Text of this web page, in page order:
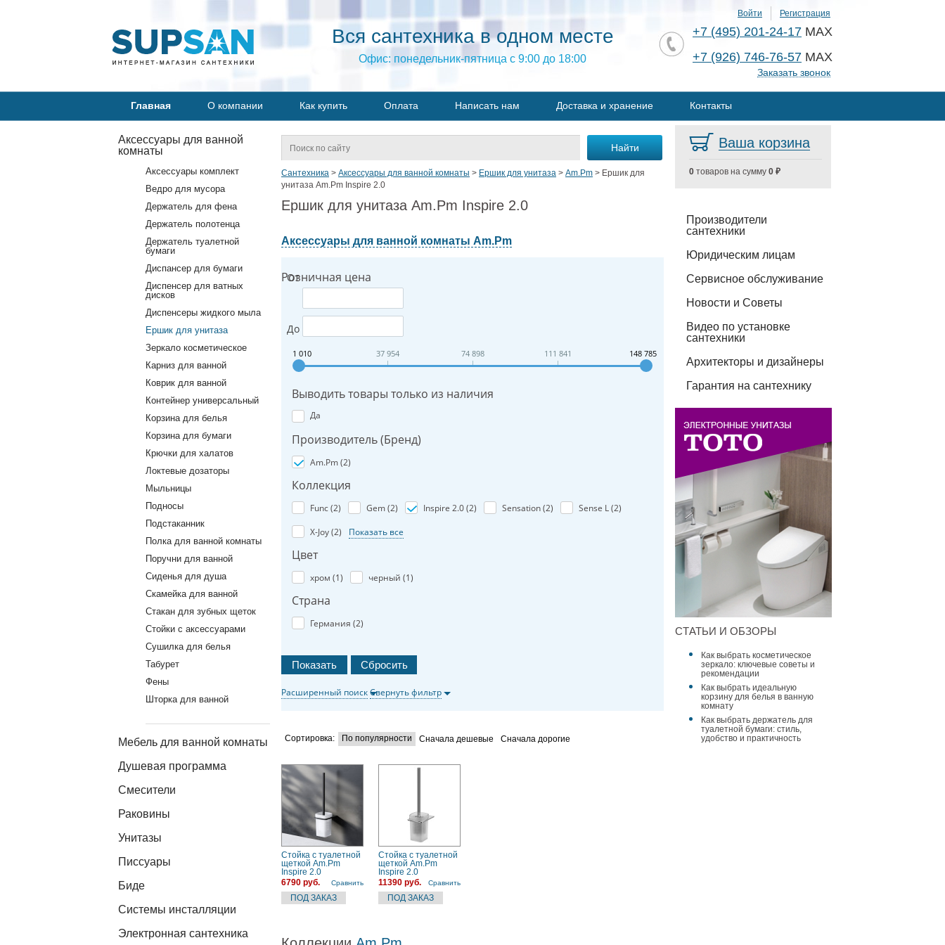
Вся сантехника в одном месте
Офис: понедельник-пятница с 9:00 до 18:00
Войти Регистрация
+7 (495) 201-24-17 MAX
+7 (926) 746-76-57 MAX
Заказать звонок
Главная О компании Как купить Оплата Написать нам Доставка и хранение Контакты
Аксессуары для ванной
комнаты
Аксессуары комплект
Ведро для мусора
Держатель для фена
Держатель полотенца
Держатель туалетной
бумаги
Диспансер для бумаги
Диспенсер для ватных
дисков
Диспенсеры жидкого мыла
Ершик для унитаза
Зеркало косметическое
Карниз для ванной
Коврик для ванной
Контейнер универсальный
Корзина для белья
Корзина для бумаги
Крючки для халатов
Локтевые дозаторы
Мыльницы
Подносы
Подстаканник
Полка для ванной комнаты
Поручни для ванной
Сиденья для душа
Скамейка для ванной
Стакан для зубных щеток
Стойки с аксессуарами
Сушилка для белья
Табурет
Фены
Шторка для ванной
Мебель для ванной комнаты
Душевая программа
Смесители
Раковины
Унитазы
Писсуары
Биде
Системы инсталляции
Электронная сантехника
Сантехника > Аксессуары для ванной комнаты > Ершик для унитаза > Am.Pm > Ершик для
унитаза Am.Pm Inspire 2.0
Ершик для унитаза Am.Pm Inspire 2.0
Аксессуары для ванной комнаты Am.Pm
Розничная цена
От
До
1 010 37 954 74 898 111 841 148 785
Выводить товары только из наличия
Да
Производитель (Бренд)
Am.Pm (2)
Коллекция
Func (2) Gem (2) Inspire 2.0 (2) Sensation (2) Sense L (2)
X-Joy (2) Показать все
Цвет
хром (1) черный (1)
Страна
Германия (2)
Расширенный поискСвернуть фильтр
Сортировка: По популярности Сначала дешевые Сначала дорогие
Стойка с туалетной
щеткой Am.Pm
Inspire 2.0
(A50A33422)
черный
6790 руб. Сравнить
Стойка с туалетной
щеткой Am.Pm
Inspire 2.0
(A50A33400) хром
11390 руб. Сравнить
Ваша корзина
0 товаров на сумму 0 ₽
Производители
сантехники
Юридическим лицам
Сервисное обслуживание
Новости и Советы
Видео по установке
сантехники
Архитекторы и дизайнеры
Гарантия на сантехнику
СТАТЬИ И ОБЗОРЫ
Как выбрать косметическое
зеркало: ключевые советы и
рекомендации
Как выбрать идеальную
корзину для белья в ванную
комнату
Как выбрать держатель для
туалетной бумаги: стиль,
удобство и практичность